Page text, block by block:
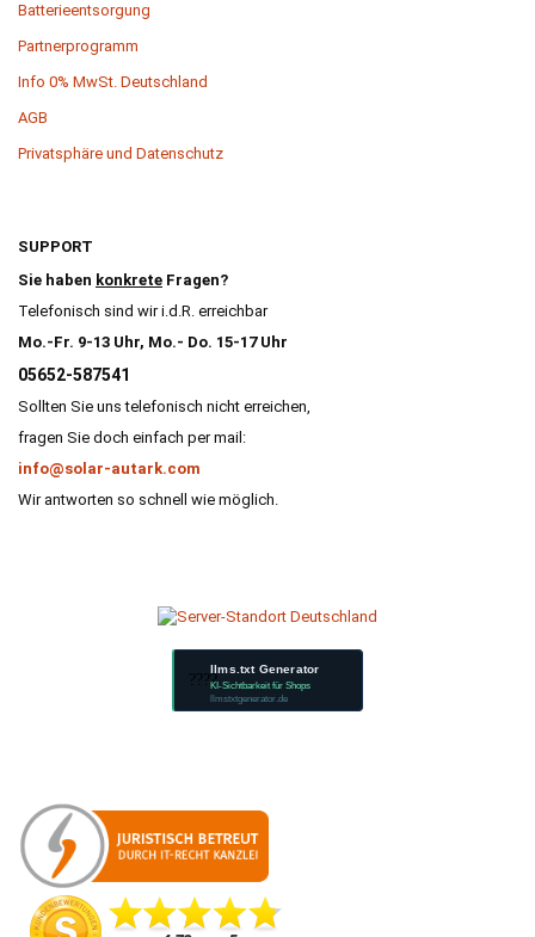
Batterieentsorgung
Partnerprogramm
Info 0% MwSt. Deutschland
AGB
Privatsphäre und Datenschutz
SUPPORT
Sie haben konkrete Fragen?
Telefonisch sind wir i.d.R. erreichbar
Mo.-Fr. 9-13 Uhr, Mo.- Do. 15-17 Uhr
05652-587541
Sollten Sie uns telefonisch nicht erreichen,
fragen Sie doch einfach per mail:
info@solar-autark.com
Wir antworten so schnell wie möglich.
????
llms.txt Generator
KI-Sichtbarkeit für Shops
llmstxtgenerator.de